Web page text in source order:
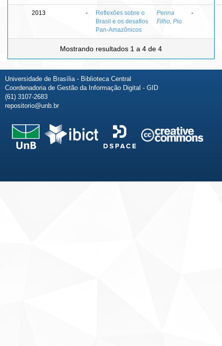
2013 -
Reflexões sobre o
Brasil e os desafios
Pan-Amazônicos
Penna
Filho, Pio
-
Mostrando resultados 1 a 4 de 4
Universidade de Brasília - Biblioteca Central
Coordenadoria de Gestão da Informação Digital - GID
(61) 3107-2683
repositorio@unb.br